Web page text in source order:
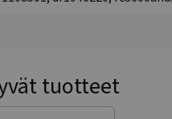
tuotteet